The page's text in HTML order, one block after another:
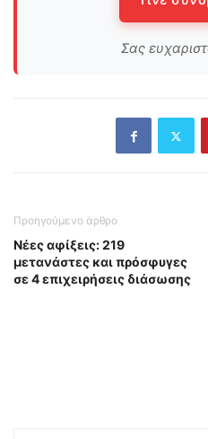
Σας
Προηγούμενο άρθρο
Νέες αφίξεις: 219
μετανάστες και πρόσφυγες
σε 4 επιχειρήσεις διάσωσης